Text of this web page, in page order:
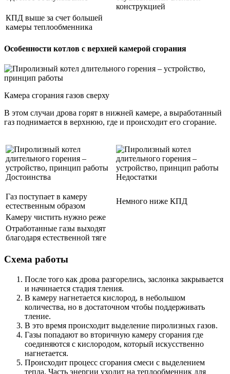
конструкцией
КПД выше за счет большей
камеры теплообменника
Особенности котлов с верхней камерой сгорания
Камера сгорания газов сверху
В этом случаи дрова горят в нижней камере, а выработанный
газ поднимается в верхнюю, где и происходит его сгорание.
Достоинства Недостатки
Газ поступает в камеру
естественным образом
Немного ниже КПД
Камеру чистить нужно реже
Отработанные газы выходят
благодаря естественной тяге
Схема работы
После того как дрова разгорелись, заслонка закрывается
и начинается стадия тления.
В камеру нагнетается кислород, в небольшом
количества, но в достаточном чтобы поддерживать
тление.
В это время происходит выделение пиролизных газов.
Газы попадают во вторичную камеру сгорания где
соединяются с кислородом, который искусственно
нагнетается.
Происходит процесс сгорания смеси с выделением
тепла. Часть энергии уходит на теплообменник для